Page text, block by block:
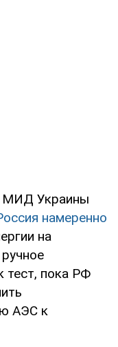
МИД Украины
намеренно
на
тест, пока РФ
АЭС к